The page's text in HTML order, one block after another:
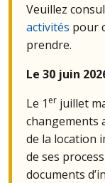
Veuillez
activités pour
prendre.
Le 30 juin
Le 1 er juillet
changements
de la location
de ses
documents